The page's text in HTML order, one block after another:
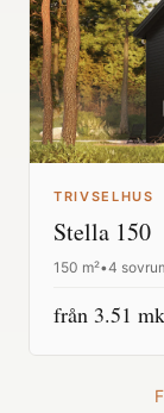
TRIVSELHUS
Stella 150
150 m²•4
från 3.51